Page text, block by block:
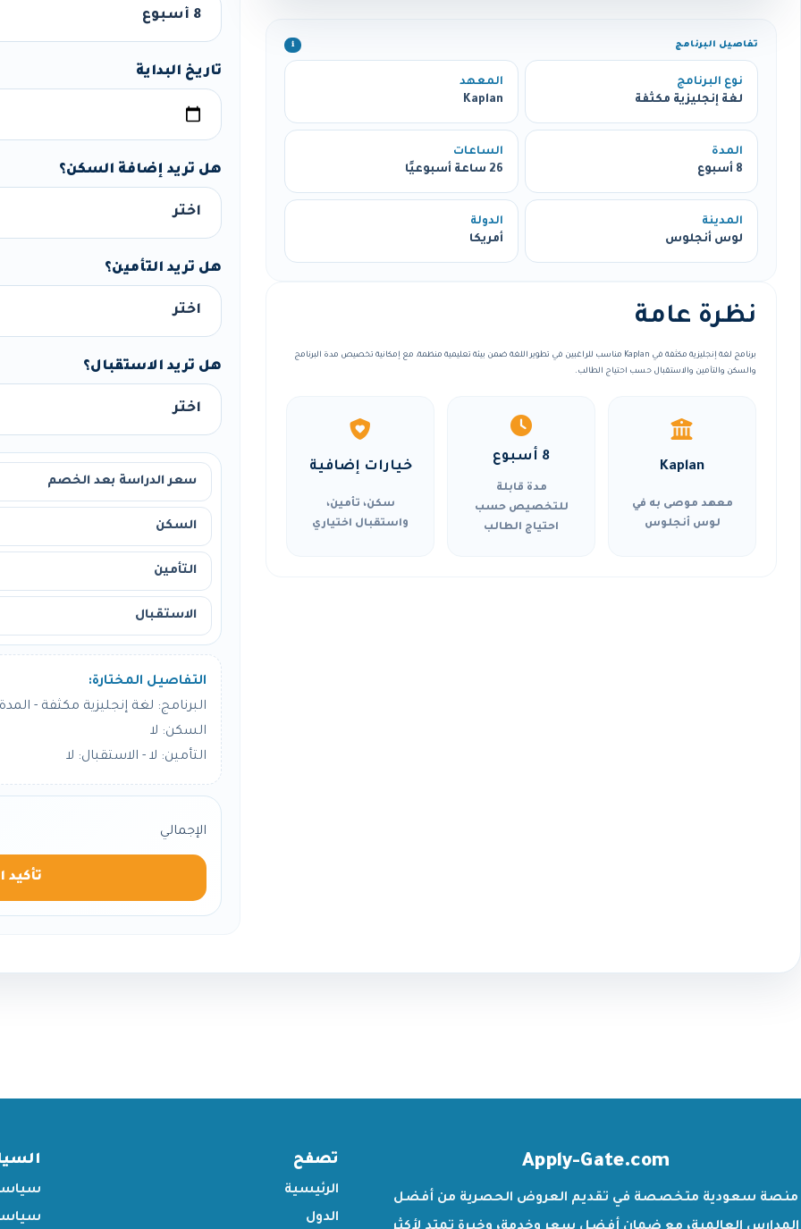
تفاصيل البرنامج ℹ️
نوع البرنامج
لغة إنجليزية مكثفة
المعهد
Kaplan
المدة
8 أسبوع
الساعات
26 ساعة أسبوعيًا
المدينة
لوس أنجلوس
الدولة
أمريكا
نظرة عامة
برنامج لغة إنجليزية مكثفة في Kaplan مناسب للراغبين في تطوير اللغة ضمن بيئة تعليمية منظمة، مع إمكانية تخصيص مدة البرنامج
والسكن والتأمين والاستقبال حسب احتياج الطالب.
Kaplan
معهد موصى به في
لوس أنجلوس
8 أسبوع
مدة قابلة
للتخصيص حسب
احتياج الطالب
خيارات إضافية
سكن، تأمين،
واستقبال اختياري
تاريخ البداية
هل تريد إضافة السكن؟
هل تريد التأمين؟
هل تريد الاستقبال؟
سعر الدراسة بعد الخصم
السكن
التأمين
الاستقبال
التفاصيل المختارة:
البرنامج: لغة إنجليزية مكثفة - المدة: 8
السكن: لا
التأمين: لا - الاستقبال: لا
الإجمالي
تأكيد
Apply-Gate.com
منصة سعودية متخصصة في تقديم العروض الحصرية من أفضل
تصفح
الرئيسية
الدول